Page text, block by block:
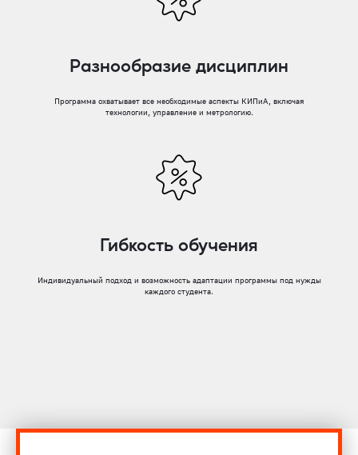
Разнообразие дисциплин
Программа охватывает все необходимые аспекты КИПиА, включая
технологии, управление и метрологию.
Гибкость обучения
Индивидуальный подход и возможность адаптации программы под нужды
каждого студента.